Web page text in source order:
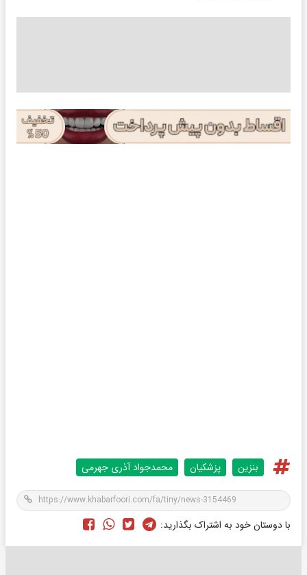
بنزین پزشکیان محمدجواد آذری جهرمی
با دوستان خود به اشتراک بگذارید: